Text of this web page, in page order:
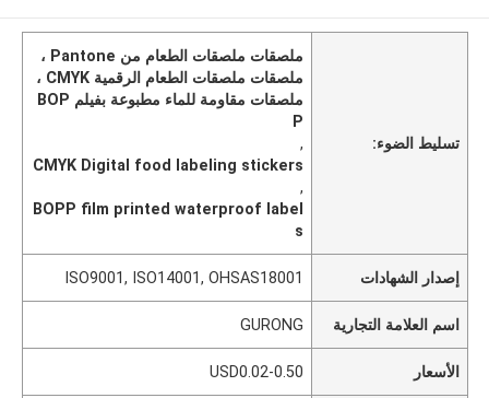
تسليط الضوء:
ملصقات ملصقات الطعام من Pantone ،
ملصقات ملصقات الطعام الرقمية CMYK ،
ملصقات مقاومة للماء مطبوعة بفيلم BOP
P
,
CMYK Digital food labeling stickers
,
BOPP film printed waterproof label
s
إصدار الشهادات ISO9001, ISO14001, OHSAS18001
اسم العلامة التجارية GURONG
الأسعار USD0.02-0.50